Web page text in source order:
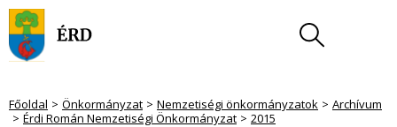
Főoldal Önkormányzat Nemzetiségi önkormányzatok
Archívum
Érdi Román Nemzetiségi Önkormányzat
2015